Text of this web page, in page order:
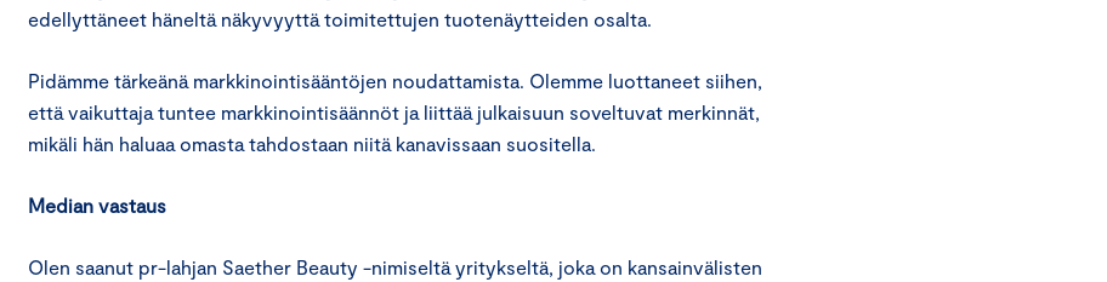
edellyttäneet häneltä näkyvyyttä toimitettujen tuotenäytteiden osalta.
Pidämme tärkeänä markkinointisääntöjen noudattamista. Olemme luottaneet siihen,
että vaikuttaja tuntee markkinointisäännöt ja liittää julkaisuun soveltuvat merkinnät,
mikäli hän haluaa omasta tahdostaan niitä kanavissaan suositella.
Median vastaus
Olen saanut pr-lahjan Saether Beauty -nimiseltä yritykseltä, joka on kansainvälisten